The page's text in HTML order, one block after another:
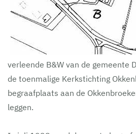
verleende B&W van de gemeente
de toenmalige Kerkstichting
begraafplaats aan de
leggen.